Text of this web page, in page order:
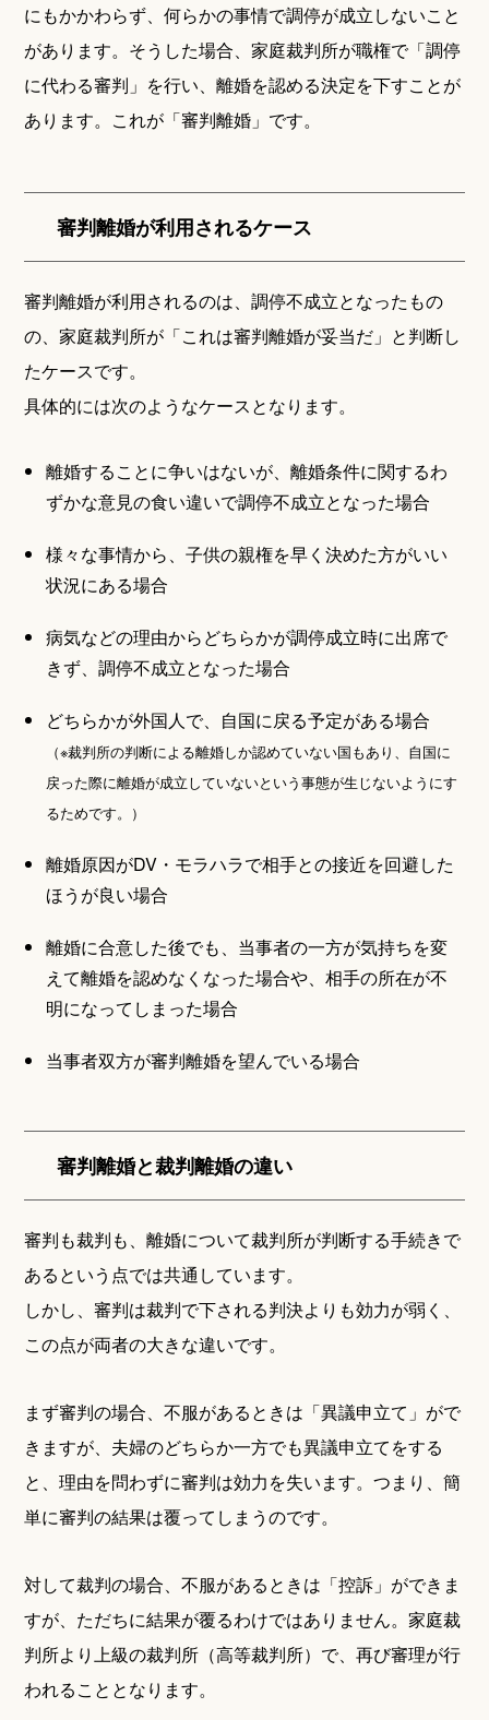
にもかかわらず、何らかの事情で調停が成立しないこと
があります。そうした場合、家庭裁判所が職権で「調停
に代わる審判」を行い、離婚を認める決定を下すことが
あります。これが「審判離婚」です。
審判離婚が利用されるケース
審判離婚が利用されるのは、調停不成立となったもの
の、家庭裁判所が「これは審判離婚が妥当だ」と判断し
たケースです。
具体的には次のようなケースとなります。
離婚することに争いはないが、離婚条件に関するわ
ずかな意見の食い違いで調停不成立となった場合
様々な事情から、子供の親権を早く決めた方がいい
状況にある場合
病気などの理由からどちらかが調停成立時に出席で
きず、調停不成立となった場合
どちらかが外国人で、自国に戻る予定がある場合
（※裁判所の判断による離婚しか認めていない国もあり、自国に
戻った際に離婚が成立していないという事態が生じないようにす
るためです。）
離婚原因がDV・モラハラで相手との接近を回避した
ほうが良い場合
離婚に合意した後でも、当事者の一方が気持ちを変
えて離婚を認めなくなった場合や、相手の所在が不
明になってしまった場合
当事者双方が審判離婚を望んでいる場合
審判離婚と裁判離婚の違い
審判も裁判も、離婚について裁判所が判断する手続きで
あるという点では共通しています。
しかし、審判は裁判で下される判決よりも効力が弱く、
この点が両者の大きな違いです。
まず審判の場合、不服があるときは「異議申立て」がで
きますが、夫婦のどちらか一方でも異議申立てをする
と、理由を問わずに審判は効力を失います。つまり、簡
単に審判の結果は覆ってしまうのです。
対して裁判の場合、不服があるときは「控訴」ができま
すが、ただちに結果が覆るわけではありません。家庭裁
判所より上級の裁判所（高等裁判所）で、再び審理が行
われることとなります。